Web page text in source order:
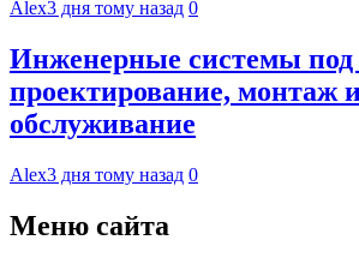
Alex3 дня тому назад 0
Инженерные системы
проектирование, монтаж
обслуживание
Alex3 дня тому назад 0
Меню сайта